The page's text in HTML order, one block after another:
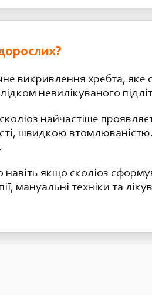
викривлення хребта,
невилікуваного
найчастіше
швидкою
якщо сколіоз
мануальні техніки та